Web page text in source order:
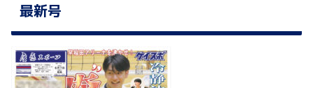
最新号